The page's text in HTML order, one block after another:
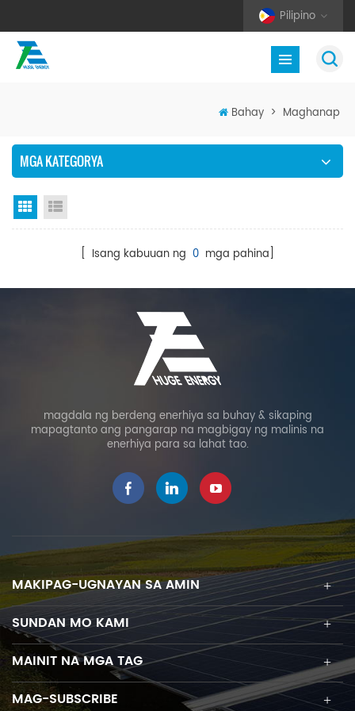
Pilipino
Bahay > Maghanap
MGA KATEGORYA
Grid View
[ Isang kabuuan ng 0 mga pahina]
magdala ng berdeng enerhiya sa buhay & sikaping
mapagtanto ang pangarap na magbigay ng malinis na
enerhiya para sa lahat tao.
MAKIPAG-UGNAYAN SA AMIN
SUNDAN MO KAMI
MAINIT NA MGA TAG
MAG-SUBSCRIBE